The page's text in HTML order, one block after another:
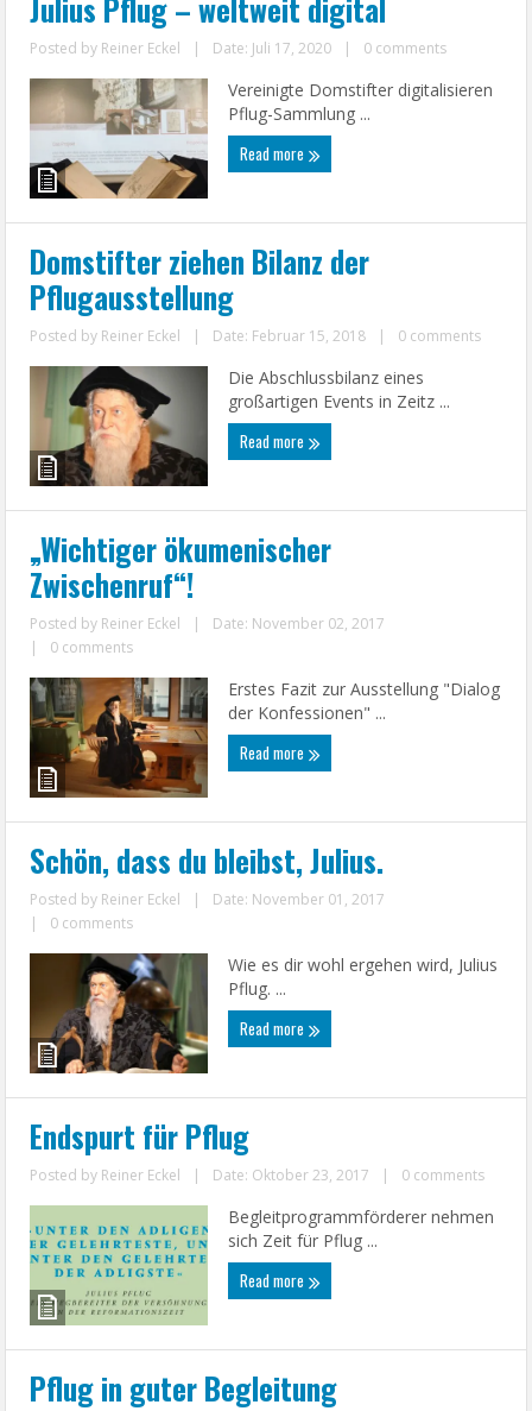
Julius Pflug – weltweit digital
Posted by Reiner Eckel | Date: Juli 17, 2020 | 0 comments
Vereinigte Domstifter digitalisieren
Pflug-Sammlung ...
Read more
Domstifter ziehen Bilanz der
Pflugausstellung
Posted by Reiner Eckel | Date: Februar 15, 2018 | 0 comments
Die Abschlussbilanz eines
großartigen Events in Zeitz ...
Read more
„Wichtiger ökumenischer
Zwischenruf“!
Posted by Reiner Eckel |
Date: November 02, 2017
|
0 comments
Erstes Fazit zur Ausstellung "Dialog
der Konfessionen" ...
Read more
Schön, dass du bleibst, Julius.
Posted by Reiner Eckel |
Date: November 01, 2017
|
0 comments
Wie es dir wohl ergehen wird, Julius
Pflug. ...
Read more
Endspurt für Pflug
Posted by Reiner Eckel | Date: Oktober 23, 2017 | 0 comments
Begleitprogrammförderer nehmen
sich Zeit für Pflug ...
Read more
Pflug in guter Begleitung